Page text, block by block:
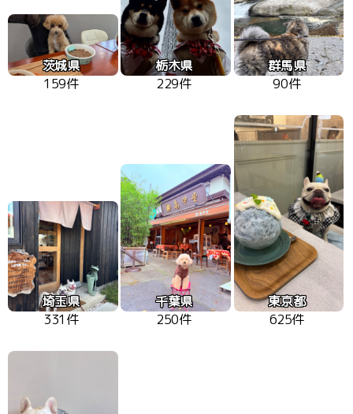
茨城県
159件
栃木県
229件
群馬県
90件
埼玉県
331件
千葉県
250件
東京都
625件